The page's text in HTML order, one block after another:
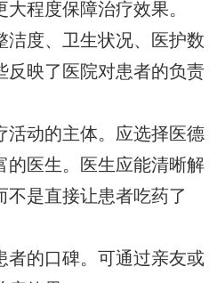
程度保障治疗效果。
洁度、卫生状况、医护数
反映了医院对患者的负责
活动的主体。应选择医德
的医生。医生应能清晰解
不是直接让患者吃药了
者的口碑。可通过亲友或